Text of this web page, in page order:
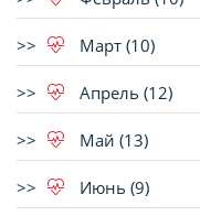
Март (10)
Апрель (12)
Май (13)
Июнь (9)